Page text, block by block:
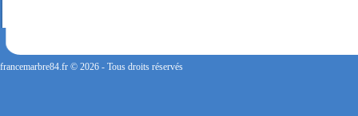
francemarbre84.fr © 2026 - Tous droits réservés